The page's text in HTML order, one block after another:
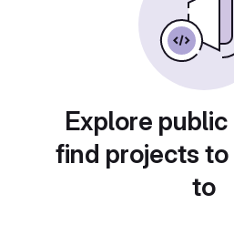
Explore
find projects
to